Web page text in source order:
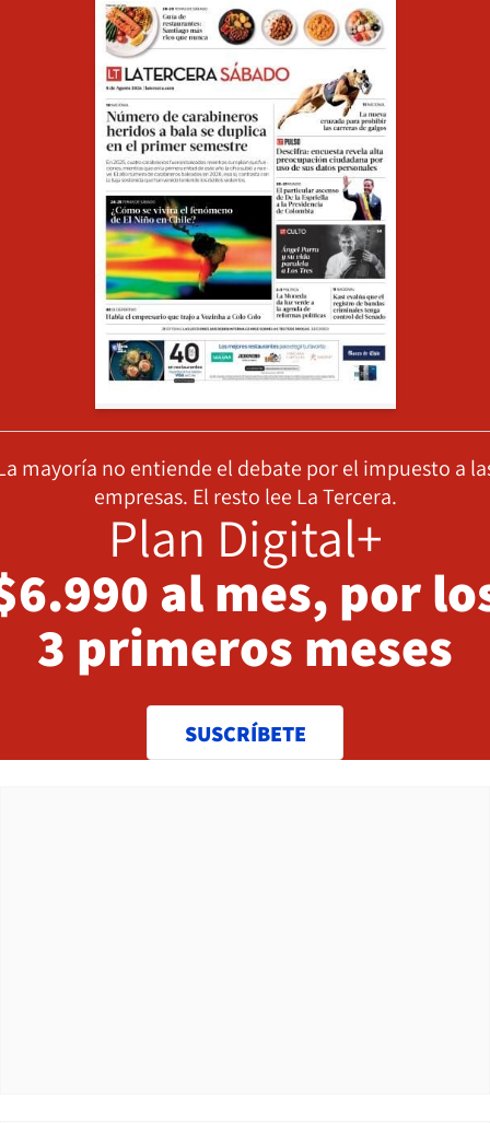
mayoría no entiende el debate por el impuesto a
empresas. El resto lee La Tercera.
Plan Digital+
al mes, por
3 primeros meses
SUSCRÍBETE